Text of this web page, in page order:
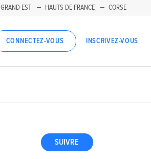
GRAND EST HAUTS DE FRANCE CORSE
CONNECTEZ-VOUS INSCRIVEZ-VOUS
SUIVRE